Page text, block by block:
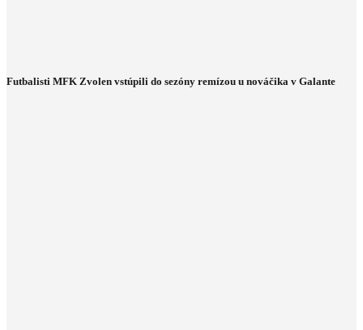
Futbalisti MFK Zvolen vstúpili do sezóny remízou u nováčika v Galante